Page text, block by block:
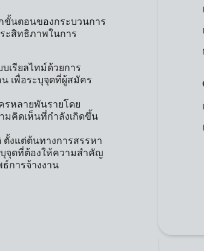
นตอนของกระบวนการ
ะสิทธิภาพในการ
เรียลไทม์ด้วยการ
เพื่อระบุจุดที่ผู้สมัคร
รหลายพันรายโดย
คิดเห็นที่กำลังเกิดขึ้น
งแต่ต้นทางการสรรหา
จุดที่ต้องให้ความสำคัญ
การจ้างงาน